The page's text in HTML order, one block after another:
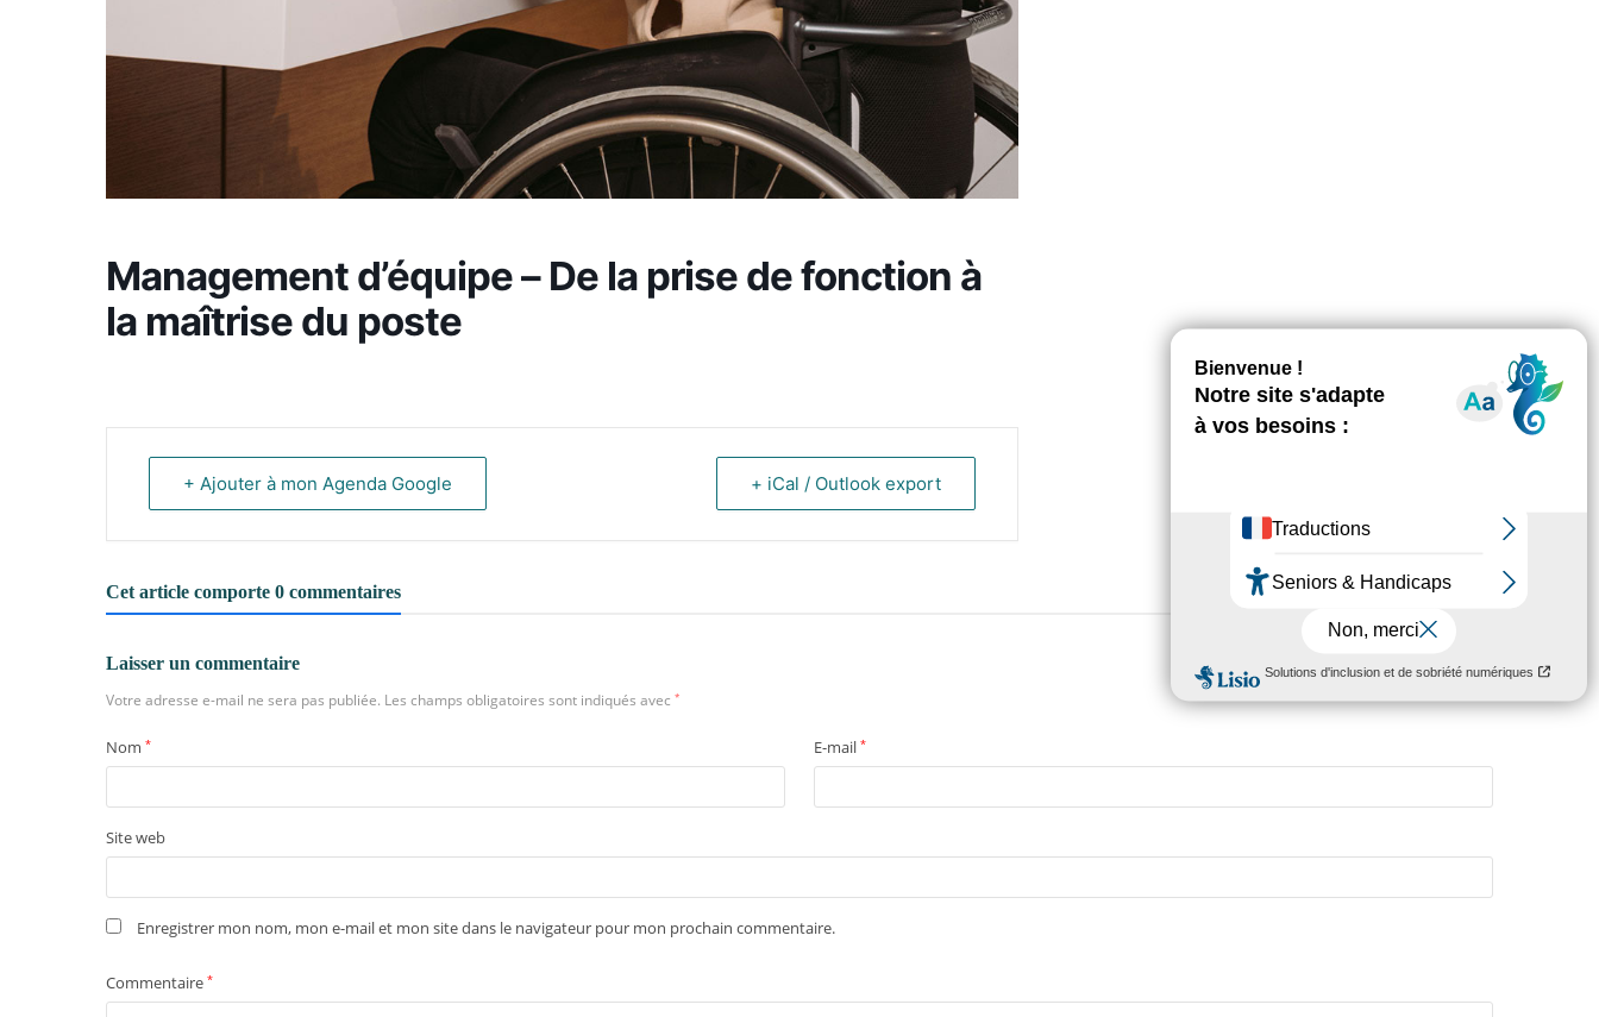
Management d’équipe – De la prise de fonction à
la maîtrise du poste
+ Ajouter à mon Agenda Google + iCal / Outlook export
Cet article comporte 0 commentaires
Laisser un commentaire
Votre adresse e-mail ne sera pas publiée. Les champs obligatoires sont indiqués avec *
Nom * E-mail *
Site web
Enregistrer mon nom, mon e-mail et mon site dans le navigateur pour mon prochain commentaire.
Commentaire *